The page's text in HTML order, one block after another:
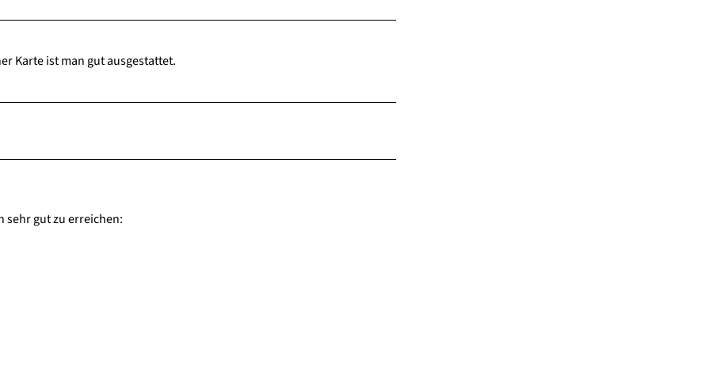
Karte ist man gut ausgestattet.
sehr gut zu erreichen: